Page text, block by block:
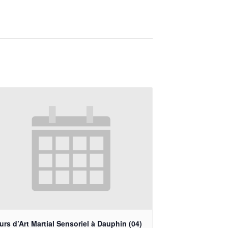
d’Art Martial Sensoriel à Dauphin (04)